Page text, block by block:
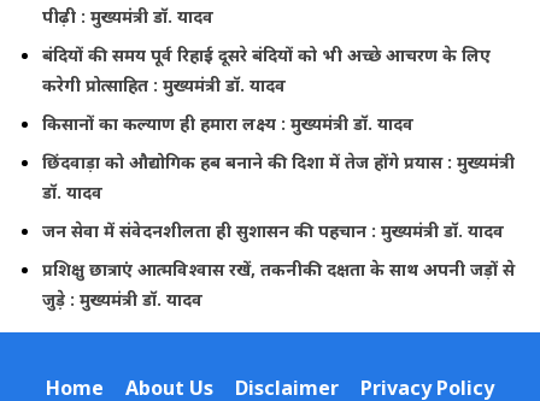
पीढ़ी : मुख्यमंत्री डॉ. यादव
बंदियों की समय पूर्व रिहाई दूसरे बंदियों को भी अच्छे आचरण के लिए
करेगी प्रोत्साहित : मुख्यमंत्री डॉ. यादव
किसानों का कल्याण ही हमारा लक्ष्य : मुख्यमंत्री डॉ. यादव
छिंदवाड़ा को औद्योगिक हब बनाने की दिशा में तेज होंगे प्रयास : मुख्यमंत्री
डॉ. यादव
जन सेवा में संवेदनशीलता ही सुशासन की पहचान : मुख्यमंत्री डॉ. यादव
प्रशिक्षु छात्राएं आत्मविश्वास रखें, तकनीकी दक्षता के साथ अपनी जड़ों से
जुड़े : मुख्यमंत्री डॉ. यादव
Home About Us Disclaimer Privacy Policy